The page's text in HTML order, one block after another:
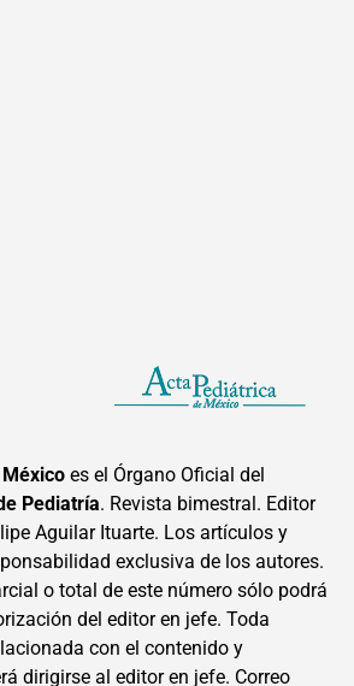
es el Órgano Oficial del
Pediatría. Revista bimestral. Editor
Aguilar Ituarte. Los artículos y
exclusiva de los autores.
o total de este número sólo podrá
del editor en jefe. Toda
con el contenido y
dirigirse al editor en jefe. Correo